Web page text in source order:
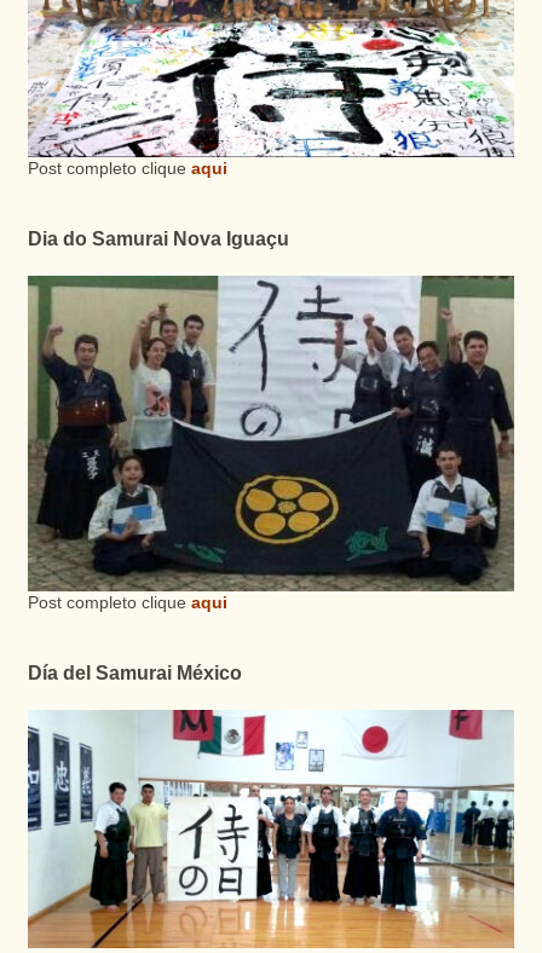
Post completo clique aqui
Dia do Samurai Nova Iguaçu
Post completo clique aqui
Día del Samurai México